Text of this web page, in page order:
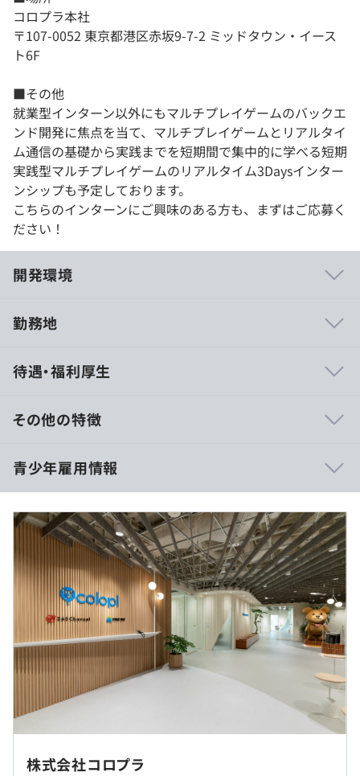
コロプラ本社
〒107-0052 東京都港区赤坂9-7-2 ミッドタウン・イース
ト6F
■その他
就業型インターン以外にもマルチプレイゲームのバックエ
ンド開発に焦点を当て、マルチプレイゲームとリアルタイ
ム通信の基礎から実践までを短期間で集中的に学べる短期
実践型マルチプレイゲームのリアルタイム3Daysインター
ンシップも予定しております。
こちらのインターンにご興味のある方も、まずはご応募く
ださい！
開発環境
身もエンジニア出身です。
すればよりよいコンテンツが作ることができ、ユーザーに
喜んでもらえるかを考える社風になっています。
■競争の激しいゲーム業界の中で、クオリティとスピード
を担保するため、内製開発を徹底し、効率化と無駄の排除
を徹底する一方で、コミュニケーションを最重要視してい
るため、社内には多くのミーティングスペースが存在しま
■自分の業務領域に制限を設けず、職種の垣根を超えて幅
広い範囲に携わるクリエイターが殆どです。
エンジニア・デザイナーといった職種に関係なく、企画
からゲーム開発に携わることから、本当のものづくりに基
づいた考え方が定着しています。
■Unityの技術・経験においては業界トップクラスであ
り、サーバーサイド・インフラの技術力についても他社を
圧倒する実力を持っています。
勤務地
受動喫煙防止措置に関する事項
・従業員に対する受動喫煙対策：あり
屋内原則禁煙（喫煙室あり）
待遇・福利厚生
10:30～19:30（休憩1時間含む）
※応相談
休憩時間：60分
平均残業時間：基本残業はありません
期間限定のためなし
※当社ルールに沿って支給いたします
その他の特徴
青少年雇用情報
過去３年間の新卒採用者数・離職者数
前年度 採用者数20人 離職者数0人
研修の有無及び内容
新卒研修／新卒フォローアップ研修／キャリア研修
メンター制度の有無
あり
株式会社コロプラ